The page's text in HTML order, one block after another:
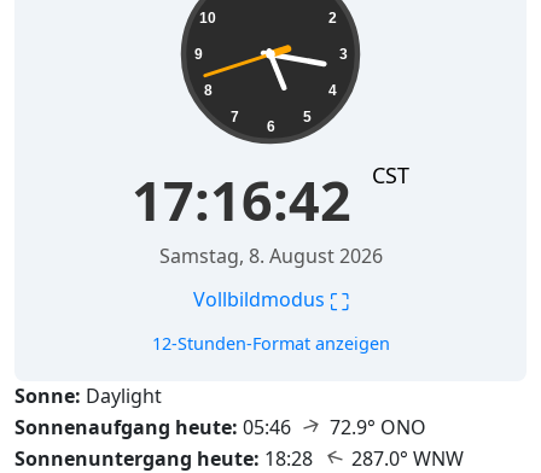
2
3
4
5
6
7
8
9
10
17:16:43 CST
Samstag, 8. August 2026
Vollbildmodus ⛶
12-Stunden-Format anzeigen
Sonne: Daylight
Sonnenaufgang heute: 05:46 ↑ 72.9° ONO
Sonnenuntergang heute: 18:28 ↑ 287.0° WNW